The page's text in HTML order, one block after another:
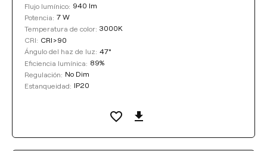
Flujo lumínico: 940 lm
Potencia: 7 W
Temperatura de color: 3000K
CRI: CRI>90
Ángulo del haz de luz: 47°
Eficiencia lumínica: 89%
Regulación: No Dim
Estanqueidad: IP20